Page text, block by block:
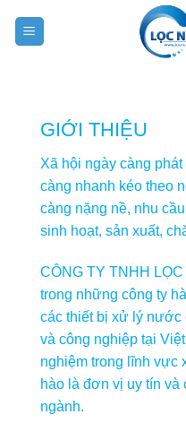
GIỚI THIỆU
Xã hội ngày càng
càng nhanh kéo theo
càng nặng nề, nhu
sinh hoạt, sản xuất,
CÔNG TY TNHH
trong những công ty
các thiết bị xử lý nước
và công nghiệp tại
nghiệm trong lĩnh vực
hào là đơn vị uy tín
ngành.